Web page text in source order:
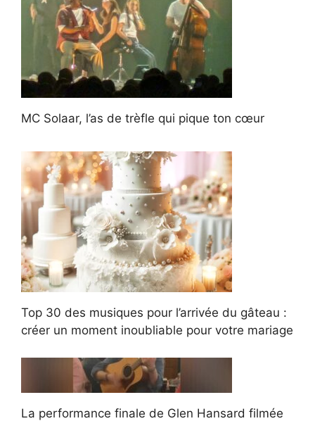
MC Solaar, l’as de trèfle qui pique ton cœur
Top 30 des musiques pour l’arrivée du gâteau :
créer un moment inoubliable pour votre mariage
La performance finale de Glen Hansard filmée